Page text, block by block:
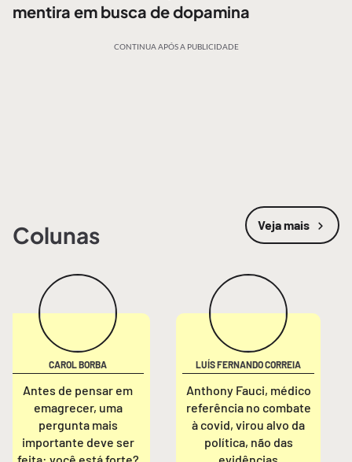
mentira em busca de dopamina
CONTINUA APÓS A PUBLICIDADE
Colunas Veja mais
CAROL BORBA
Antes de pensar em
emagrecer, uma
pergunta mais
importante deve ser
LUÍS FERNANDO CORREIA
Anthony Fauci, médico
referência no combate
à covid, virou alvo da
política, não das